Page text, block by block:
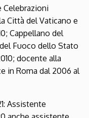
Celebrazioni
Città del Vaticano e
Cappellano del
Fuoco dello Stato
docente alla
in Roma dal 2006 al
Assistente